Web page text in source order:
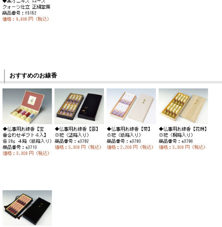
おすすめのお線香